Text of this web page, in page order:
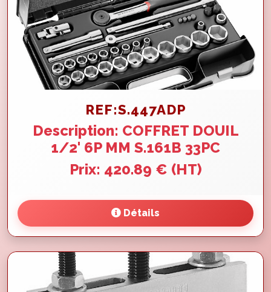
REF:S.447ADP
Description: COFFRET DOUIL
1/2' 6P MM S.161B 33PC
Prix: 420.89 € (HT)
Détails